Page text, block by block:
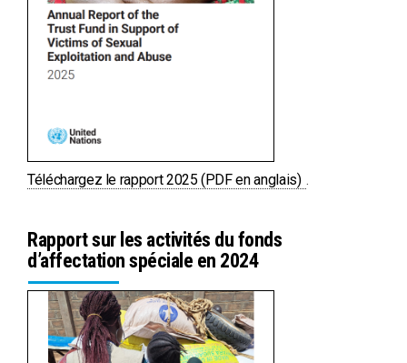
Téléchargez le rapport 2025 (PDF en anglais) .
Rapport sur les activités du fonds
d’affectation spéciale en 2024